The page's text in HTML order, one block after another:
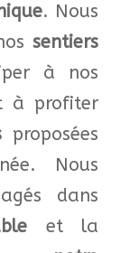
. Nous
sentiers
à nos
profiter
proposées
Nous
dans
et la